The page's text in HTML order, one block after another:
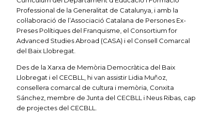
Professional de la Generalitat de Catalunya, i amb la
col·laboració de l’Associació Catalana de Persones Ex-
Preses Polítiques del Franquisme, el Consortium for
Advanced Studies Abroad (CASA) i el Consell Comarcal
del Baix Llobregat.
Des de la Xarxa de Memòria Democràtica del Baix
Llobregat i el CECBLL, hi van assistir Lidia Muñoz,
consellera comarcal de cultura i memòria, Conxita
Sánchez, membre de Junta del CECBLL i Neus Ribas, cap
de projectes del CECBLL.